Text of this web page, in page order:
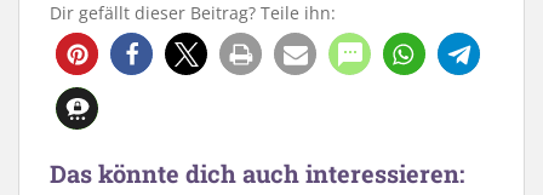
Dir gefällt dieser Beitrag? Teile ihn:
417
Das könnte dich auch interessieren: